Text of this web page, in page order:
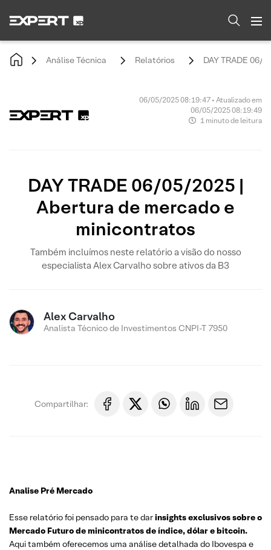
Análise Técnica Relatórios DAY TRADE 06/
06/05/2025 08:19:47 • Atualizado em
06/05/2025 08:19:49
1 minuto de leitura
DAY TRADE 06/05/2025 |
Abertura de mercado e
minicontratos
Também incluímos neste relatório a visão do nosso
especialista Alex Carvalho sobre ativos da B3
Alex Carvalho
Analista Técnico de Investimentos CNPI-T 7950
Compartilhar:
Analise Pré Mercado
Esse relatório foi pensado para te darinsights exclusivos sobre o
Mercado Futuro de minicontratos de índice, dólar e bitcoin.
Aqui também oferecemos uma análise detalhada do Ibovespa e